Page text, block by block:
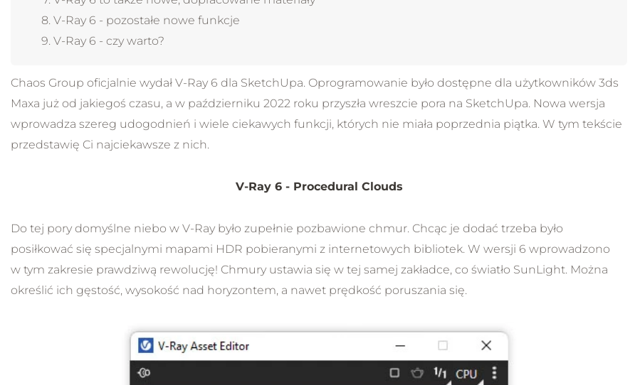
V-Ray 6 - pozostałe nowe funkcje
V-Ray 6 - czy warto?
Chaos Group oficjalnie wydał V-Ray 6 dla SketchUpa. Oprogramowanie było dostępne dla użytkowników 3ds
Maxa już od jakiegoś czasu, a w październiku 2022 roku przyszła wreszcie pora na SketchUpa. Nowa wersja
wprowadza szereg udogodnień i wiele ciekawych funkcji, których nie miała poprzednia piątka. W tym tekście
przedstawię Ci najciekawsze z nich.
V-Ray 6 - Procedural Clouds
Do tej pory domyślne niebo w V-Ray było zupełnie pozbawione chmur. Chcąc je dodać trzeba było
posiłkować się specjalnymi mapami HDR pobieranymi z internetowych bibliotek. W wersji 6 wprowadzono
w tym zakresie prawdziwą rewolucję! Chmury ustawia się w tej samej zakładce, co światło SunLight. Można
określić ich gęstość, wysokość nad horyzontem, a nawet prędkość poruszania się.